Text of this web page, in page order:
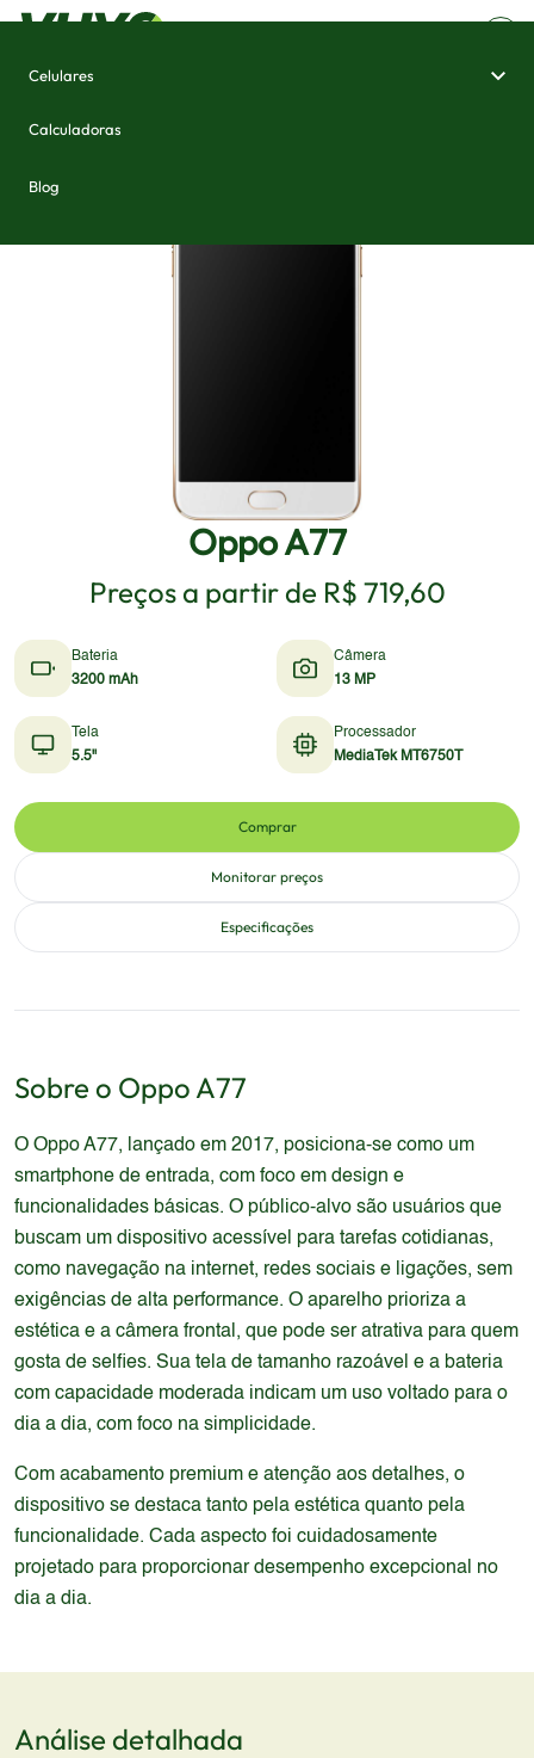
Celulares
Calculadoras
Blog
Oppo A77
Preços a partir de R$ 719,60
Bateria
3200 mAh
Câmera
13 MP
Tela
5.5"
Processador
MediaTek MT6750T
Comprar
Monitorar preços
Especificações
Sobre o Oppo A77
O Oppo A77, lançado em 2017, posiciona-se como um
smartphone de entrada, com foco em design e
funcionalidades básicas. O público-alvo são usuários que
buscam um dispositivo acessível para tarefas cotidianas,
como navegação na internet, redes sociais e ligações, sem
exigências de alta performance. O aparelho prioriza a
estética e a câmera frontal, que pode ser atrativa para quem
gosta de selfies. Sua tela de tamanho razoável e a bateria
com capacidade moderada indicam um uso voltado para o
dia a dia, com foco na simplicidade.
Com acabamento premium e atenção aos detalhes, o
dispositivo se destaca tanto pela estética quanto pela
funcionalidade. Cada aspecto foi cuidadosamente
projetado para proporcionar desempenho excepcional no
dia a dia.
Análise detalhada